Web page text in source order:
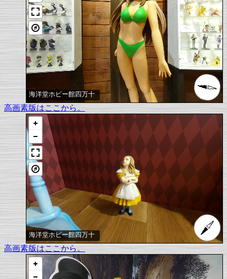
海洋堂ホビー館四万十
高画素版はここから。
海洋堂ホビー館四万十
高画素版はここから。